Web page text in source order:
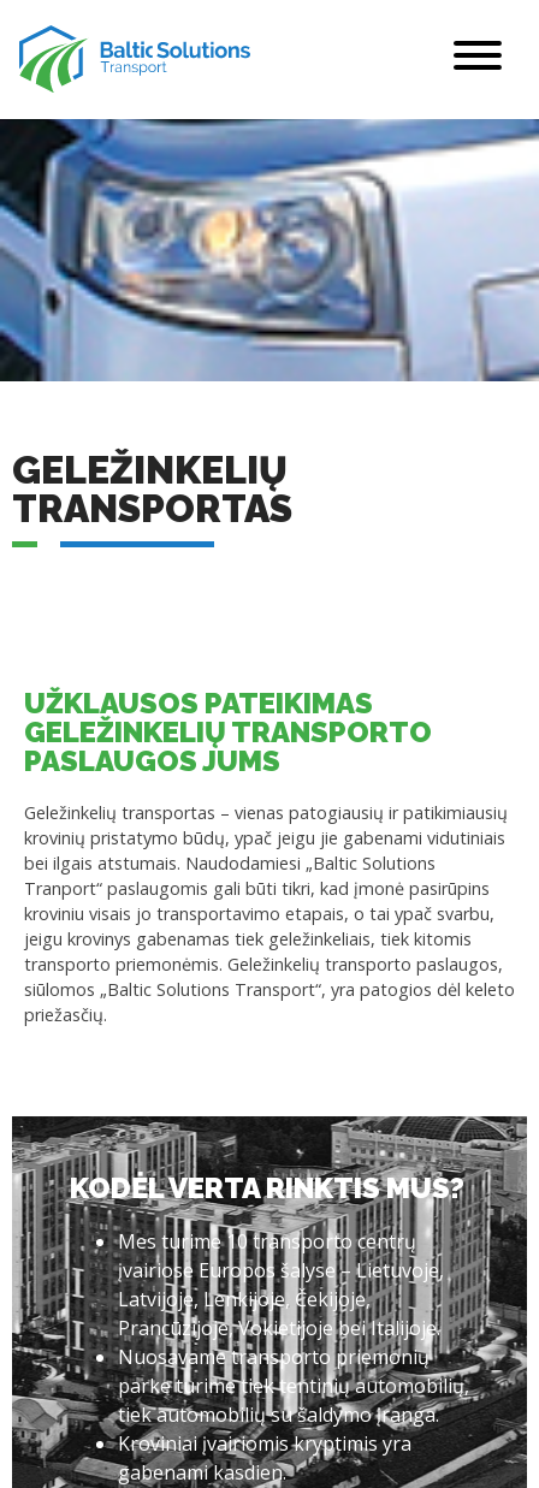
GELEŽINKELIŲ
TRANSPORTAS
UŽKLAUSOS PATEIKIMAS
GELEŽINKELIŲ TRANSPORTO
PASLAUGOS JUMS
Geležinkelių transportas – vienas patogiausių ir patikimiausių
krovinių pristatymo būdų, ypač jeigu jie gabenami vidutiniais
bei ilgais atstumais. Naudodamiesi „Baltic Solutions
Tranport“ paslaugomis gali būti tikri, kad įmonė pasirūpins
kroviniu visais jo transportavimo etapais, o tai ypač svarbu,
jeigu krovinys gabenamas tiek geležinkeliais, tiek kitomis
transporto priemonėmis. Geležinkelių transporto paslaugos,
siūlomos „Baltic Solutions Transport“, yra patogios dėl keleto
priežasčių.
KODĖL VERTA RINKTIS MUS?
Mes turime 10 transporto centrų
įvairiose Europos šalyse – Lietuvoje,
Latvijoje, Lenkijoje, Čekijoje,
Prancūzijoje, Vokietijoje bei Italijoje.
Nuosavame transporto priemonių
parke turime tiek tentinių automobilių,
tiek automobilių su šaldymo įranga.
Kroviniai įvairiomis kryptimis yra
gabenami kasdien.